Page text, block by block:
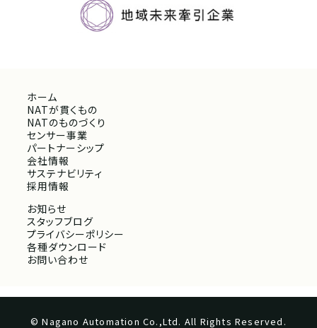
ホーム
NATが貫くもの
NATのものづくり
センサー事業
パートナーシップ
会社情報
サステナビリティ
採用情報
お知らせ
スタッフブログ
プライバシーポリシー
各種ダウンロード
お問い合わせ
© Nagano Automation Co.,Ltd. All Rights Reserved.